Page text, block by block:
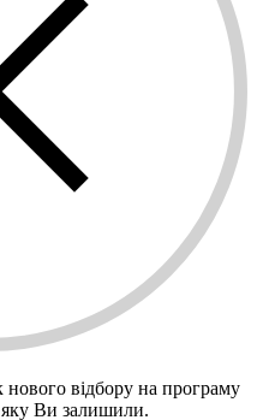
відбору на програму
Ви залишили.